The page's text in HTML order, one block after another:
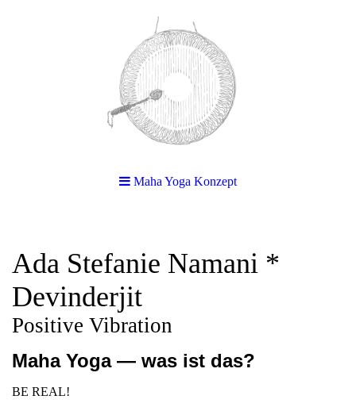
Maha Yoga Konzept
Ada Stefanie Namani *
Devinderjit
Positive Vibration
Maha Yoga — was ist das?
BE REAL!